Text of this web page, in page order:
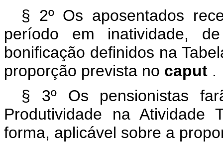
§ 2º Os aposentados
período em inatividade,
bonificação definidos na
proporção prevista no caput .
§ 3º Os pensionistas
Produtividade na Atividade
forma, aplicável sobre a